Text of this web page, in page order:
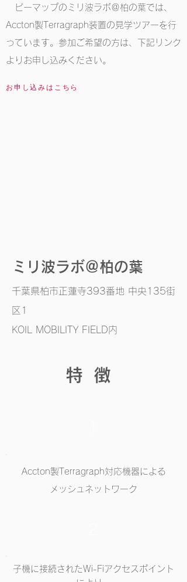
ビーマップのミリ波ラボ＠柏の葉では、
Accton製Terragraph装置の見学ツアーを行
っています。参加ご希望の方は、下記リンク
よりお申し込みください。
お申し込みはこちら
​ミリ波ラボ＠柏の葉
千葉県柏市正蓮寺393番地 中央135街
区1
KOIL MOBILITY FIELD内
特徴
Accton製Terragraph対応機器による
メッシュネットワーク​
子機に接続されたWi-Fiアクセスポイント